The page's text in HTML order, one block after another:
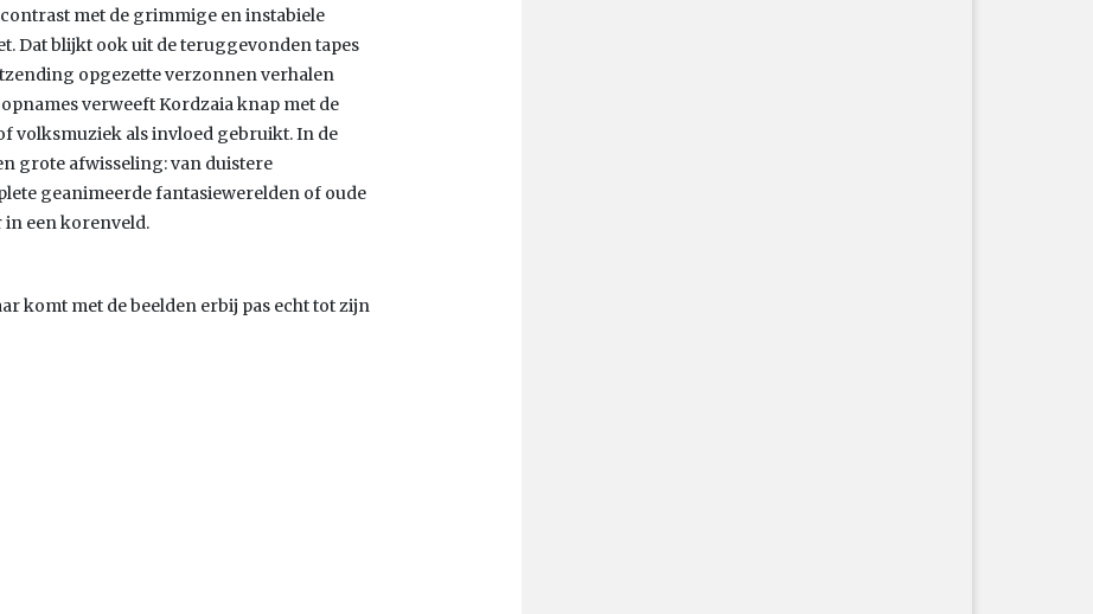
met de grimmige en instabiele
Dat blijkt ook uit de teruggevonden tapes
opgezette verzonnen verhalen
verweeft Kordzaia knap met de
volksmuziek als invloed gebruikt. In de
grote afwisseling: van duistere
geanimeerde fantasiewerelden of oude
in een korenveld.
komt met de beelden erbij pas echt tot zijn